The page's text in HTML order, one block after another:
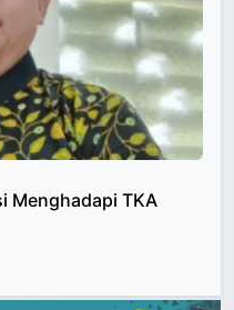
Menghadapi TKA